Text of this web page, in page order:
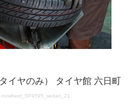
イヤのみ） タイヤ館 六日町
nowheel_SP4595_sedan_21